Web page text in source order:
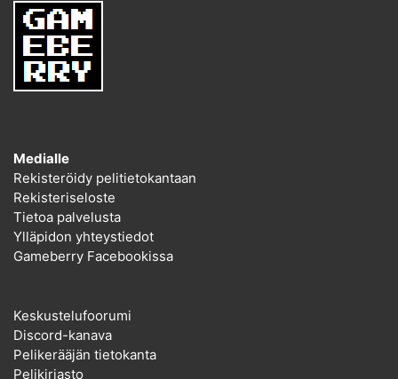
Medialle
Rekisteröidy pelitietokantaan
Rekisteriseloste
Tietoa palvelusta
Ylläpidon yhteystiedot
Gameberry Facebookissa
Keskustelufoorumi
Discord-kanava
Pelikerääjän tietokanta
Pelikirjasto